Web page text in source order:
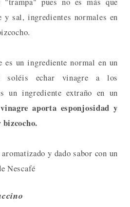
y sal, ingredientes normales en
es un ingrediente normal en un
echar vinagre a los
un ingrediente extraño en un
aporta esponjosidad y
y dado sabor con un
Nescafé